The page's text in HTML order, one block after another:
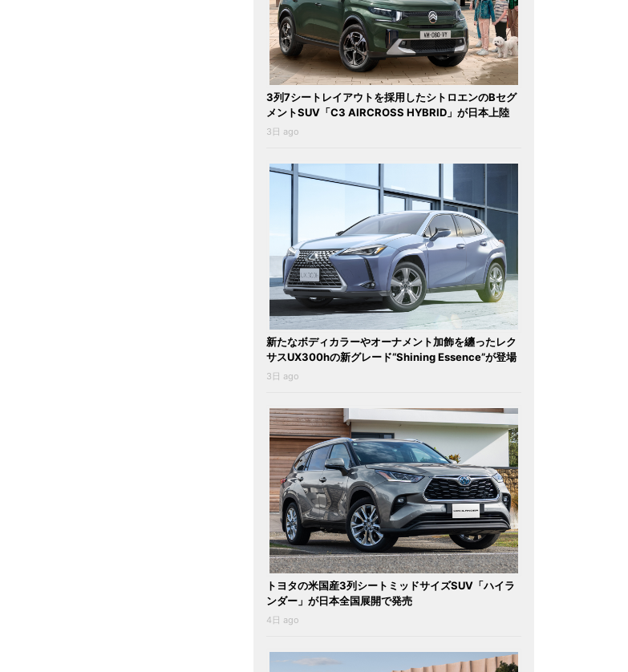
3列7シートレイアウトを採用したシトロエンのBセグ
メントSUV「C3 AIRCROSS HYBRID」が日本上陸
3日 ago
新たなボディカラーやオーナメント加飾を纏ったレク
サスUX300hの新グレード“Shining Essence”が登場
3日 ago
トヨタの米国産3列シートミッドサイズSUV「ハイラ
ンダー」が日本全国展開で発売
4日 ago